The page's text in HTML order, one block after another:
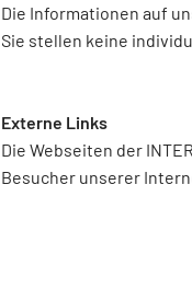
Die Informationen auf
Sie stellen keine
Externe Links
Die Webseiten der
Besucher unserer